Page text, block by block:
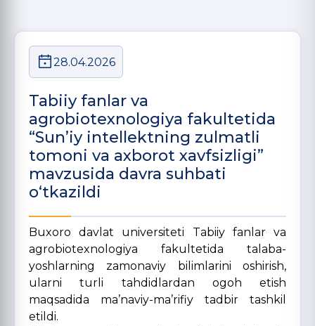
28.04.2026
Tabiiy fanlar va
agrobiotexnologiya fakultetida
“Sun’iy intellektning zulmatli
tomoni va axborot xavfsizligi”
mavzusida davra suhbati
o‘tkazildi
Buxoro davlat universiteti Tabiiy fanlar va
agrobiotexnologiya fakultetida talaba-
yoshlarning zamonaviy bilimlarini oshirish,
ularni turli tahdidlardan ogoh etish
maqsadida ma’naviy-ma’rifiy tadbir tashkil
etildi.